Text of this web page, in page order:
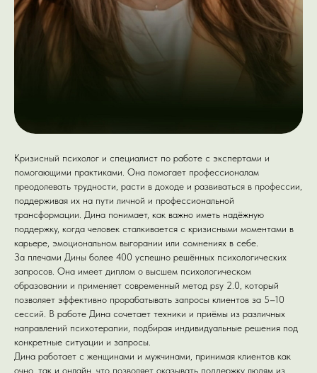
Кризисный психолог и специалист по работе с экспертами и
помогающими практиками. Она помогает профессионалам
преодолевать трудности, расти в доходе и развиваться в профессии,
поддерживая их на пути личной и профессиональной
трансформации. Дина понимает, как важно иметь надёжную
поддержку, когда человек сталкивается с кризисными моментами в
карьере, эмоциональном выгорании или сомнениях в себе.
За плечами Дины более 400 успешно решённых психологических
запросов. Она имеет диплом о высшем психологическом
образовании и применяет современный метод psy 2.0, который
позволяет эффективно прорабатывать запросы клиентов за 5–10
сессий. В работе Дина сочетает техники и приёмы из различных
направлений психотерапии, подбирая индивидуальные решения под
конкретные ситуации и запросы.
Дина работает с женщинами и мужчинами, принимая клиентов как
очно, так и онлайн, что позволяет оказывать поддержку людям из